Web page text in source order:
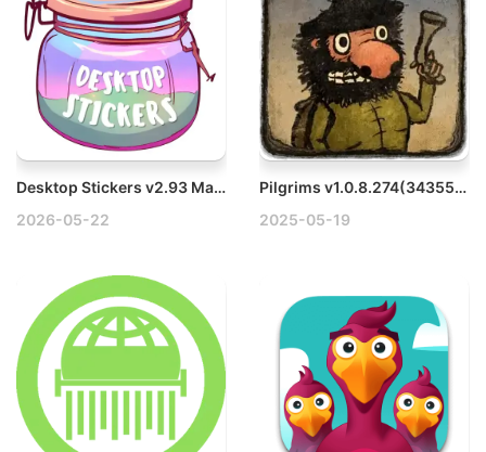
Desktop Stickers v2.93 Mac桌面贴纸增强工具
2026-05-22
Pilgrims v1.0.8.274(34355) Mac朝圣者破解版
2025-05-19